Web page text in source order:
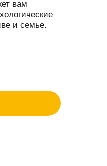
вам
и семье.